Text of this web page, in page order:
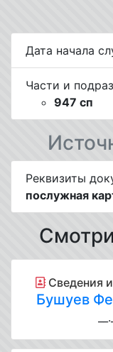
Дата начала
Части и
947 сп
Реквизиты
послужная
Cведения
Бушуев